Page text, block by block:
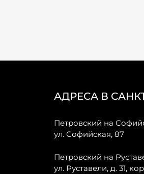
АДРЕСА В
Петровский на
ул. Софийская, 87
Петровский на
ул. Руставели, д. 31,